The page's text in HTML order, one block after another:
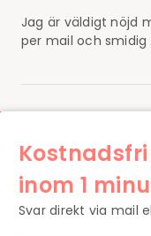
Jag är väldigt nöjd
per mail och smidig
inom 1
Svar direkt via mail